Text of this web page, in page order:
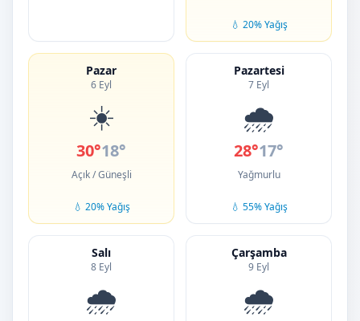
💧 20% Yağış
Pazar
6 Eyl
☀️
30°18°
Açık / Güneşli
💧 20% Yağış
Pazartesi
7 Eyl
🌧️
28°17°
Yağmurlu
💧 55% Yağış
Salı
8 Eyl
🌧️
Çarşamba
9 Eyl
🌧️